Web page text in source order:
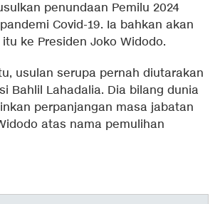
penundaan Pemilu 2024
Covid-19. Ia bahkan akan
ke Presiden Joko Widodo.
usulan serupa pernah diutarakan
Bahlil Lahadalia. Dia bilang dunia
perpanjangan masa jabatan
atas nama pemulihan